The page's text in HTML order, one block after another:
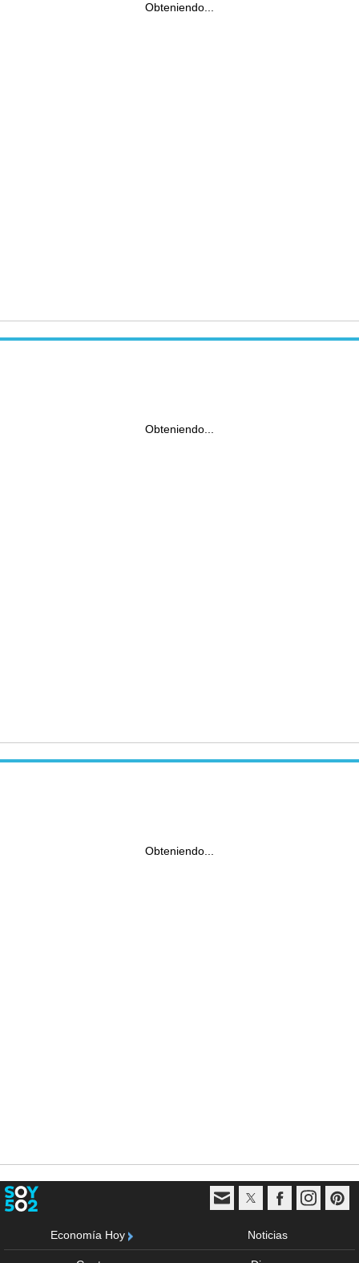
Obteniendo...
Obteniendo...
Obteniendo...
Economía Hoy Noticias